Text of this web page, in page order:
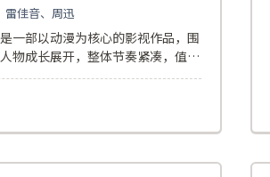
雷佳音、周迅
一部以动漫为核心的影视作品，围
物成长展开，整体节奏紧凑，值得
149分钟